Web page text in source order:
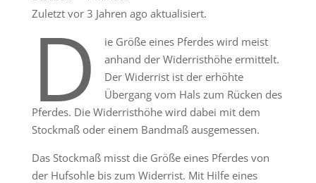
Zuletzt vor 3 Jahren ago aktualisiert.
D
ie Größe eines Pferdes wird meist
anhand der Widerristhöhe ermittelt.
Der Widerrist ist der erhöhte
Übergang vom Hals zum Rücken des
Pferdes. Die Widerristhöhe wird dabei mit dem
Stockmaß oder einem Bandmaß ausgemessen.
Das Stockmaß misst die Größe eines Pferdes von
der Hufsohle bis zum Widerrist. Mit Hilfe eines